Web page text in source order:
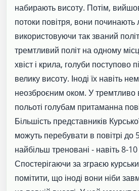
набирають висоту. Потім,
потоки повітря, вони починають
використовуючи так званий
тремтливий політ на одному
хвіст і крила, голуби поступово
велику висоту. Іноді їх навіть
неозброєним оком. У тремтливо
польоті голубам притаманна
Більшість представників
можуть перебувати в повітрі до
найбільш треновані - навіть 8-
Спостерігаючи за зграєю
помітити, що іноді вони ніби